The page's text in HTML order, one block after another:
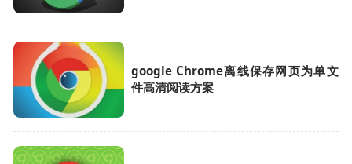
google Chrome离线保存网页为单文
件高清阅读方案